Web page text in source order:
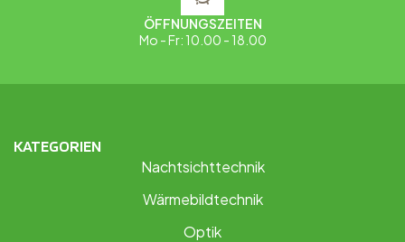
ÖFFNUNGSZEITEN
Mo - Fr: 10.00 - 18.00
KATEGORIEN
Nachtsichttechnik
Wärmebildtechnik
Optik